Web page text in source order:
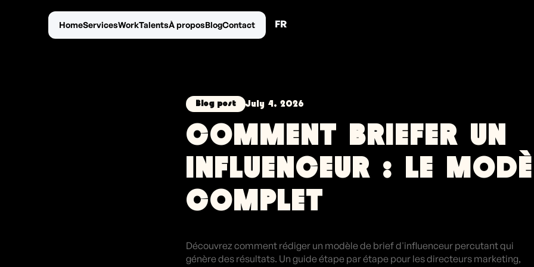
HomeServicesWorkTalentsÀ proposBlogContact FR
Blog post July 4, 2026
COMMENT BRIEFER UN
INFLUENCEUR : LE
COMPLET
Découvrez comment rédiger un modèle de brief d'influenceur percutant qui
génère des résultats. Un guide étape par étape pour les directeurs marketing,